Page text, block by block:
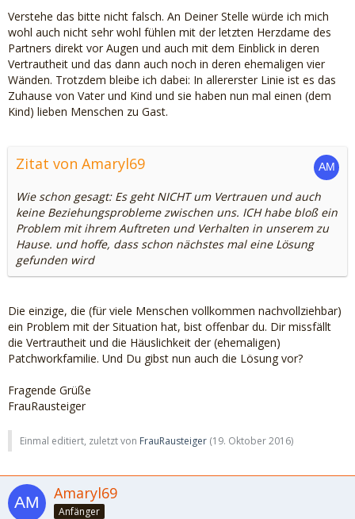
Verstehe das bitte nicht falsch. An Deiner Stelle würde ich mich
wohl auch nicht sehr wohl fühlen mit der letzten Herzdame des
Partners direkt vor Augen und auch mit dem Einblick in deren
Vertrautheit und das dann auch noch in deren ehemaligen vier
Wänden. Trotzdem bleibe ich dabei: In allererster Linie ist es das
Zuhause von Vater und Kind und sie haben nun mal einen (dem
Kind) lieben Menschen zu Gast.
Zitat von Amaryl69
Wie schon gesagt: Es geht NICHT um Vertrauen und auch
keine Beziehungsprobleme zwischen uns. ICH habe bloß ein
Problem mit ihrem Auftreten und Verhalten in unserem zu
Hause. und hoffe, dass schon nächstes mal eine Lösung
gefunden wird
Die einzige, die (für viele Menschen vollkommen nachvollziehbar)
ein Problem mit der Situation hat, bist offenbar du. Dir missfällt
die Vertrautheit und die Häuslichkeit der (ehemaligen)
Patchworkfamilie. Und Du gibst nun auch die Lösung vor?
Fragende Grüße
FrauRausteiger
Einmal editiert, zuletzt von FrauRausteiger (19. Oktober 2016)
Amaryl69
Anfänger